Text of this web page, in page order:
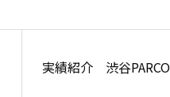
実績紹介 渋谷PARCO